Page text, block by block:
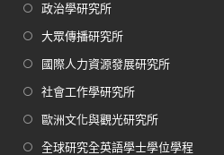
政治學研究所
大眾傳播研究所
國際人力資源發展研究所
社會工作學研究所
歐洲文化與觀光研究所
全球研究全英語學士學位學程